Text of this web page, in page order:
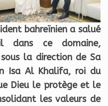
bahreïnien a salué
dans ce domaine,
la direction de Sa
Isa Al Khalifa, roi du
Dieu le protège et le
les valeurs de